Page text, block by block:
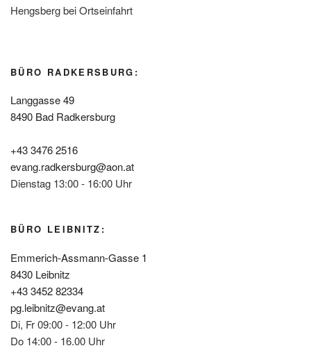
Hengsberg bei Ortseinfahrt
BÜRO RADKERSBURG:
Langgasse 49
8490 Bad Radkersburg
+43 3476 2516
evang.radkersburg@aon.at
Dienstag 13:00 - 16:00 Uhr
BÜRO LEIBNITZ:
Emmerich-Assmann-Gasse 1
8430 Leibnitz
+43 3452 82334
pg.leibnitz@evang.at
Di, Fr 09:00 - 12:00 Uhr
Do 14:00 - 16.00 Uhr